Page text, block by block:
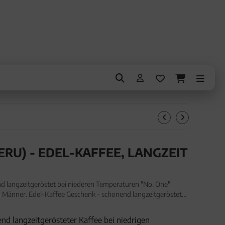
- EDEL-KAFFEE, LANGZEIT
langzeitgeröstet bei niederen Temperaturen "No. One"
Edel-Kaffee Geschenk - schonend langzeitgeröstet
langzeitgerösteter Kaffee bei niedrigen